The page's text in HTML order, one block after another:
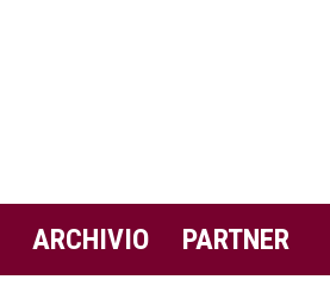
ARCHIVIO PARTNER